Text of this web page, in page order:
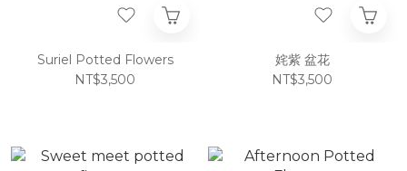
Suriel Potted Flowers
NT$3,500
姹紫 盆花
NT$3,500